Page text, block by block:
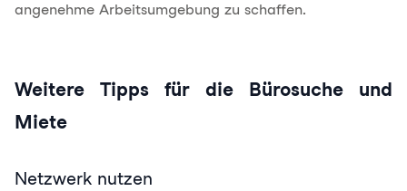
angenehme Arbeitsumgebung zu schaffen.
Weitere Tipps für die Bürosuche und
Miete
Netzwerk nutzen